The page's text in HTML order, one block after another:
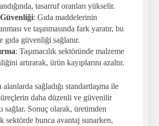
tasarruf oranları yükselir.
: Gıda maddelerinin
ve taşınmasında fark yaratır, bu
gıda güvenliği sağlanır.
: Taşımacılık sektöründe malzeme
artırarak, ürün kayıplarını azaltır.
alanlarda sağladığı standartlaşma ile
daha düzenli ve güvenilir
sağlar. Sonuç olarak, üretimden
sektörde bunca avantaj sunarken,